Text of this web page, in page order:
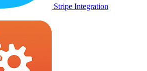
Stripe Integration